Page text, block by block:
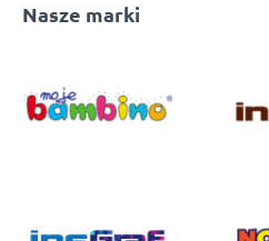
Nasze marki